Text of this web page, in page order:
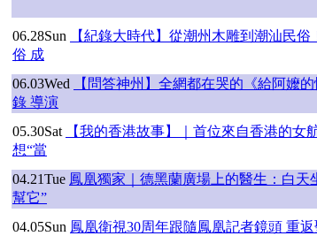
06.28Sun
【紀錄大時代】從潮州木雕到潮汕民
俗 成
06.03Wed
【問答神州】全網都在哭的《給阿嬤
錄 導演
05.30Sat
【我的香港故事】｜首位來自香港的女
想“當
04.21Tue 鳳凰獨家｜德黑蘭廣場上的醫生：白
幫它”
04.05Sun 鳳凰衛視30周年跟隨鳳凰記者鏡頭 重